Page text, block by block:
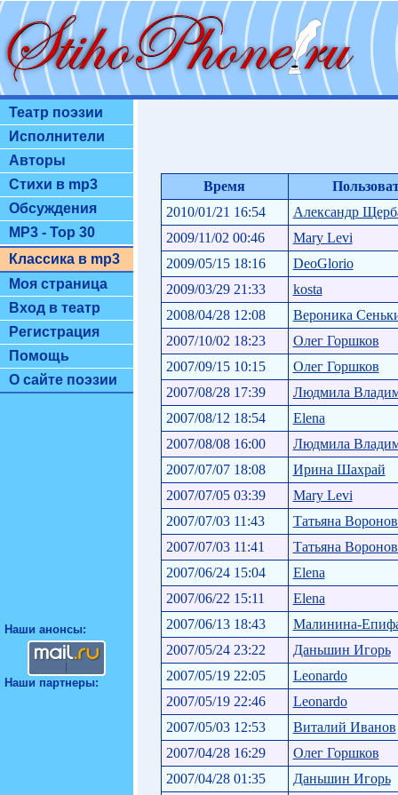
Театр поэзии
Исполнители
Авторы
Стихи в mp3
Обсуждения
MP3 - Top 30
Классика в mp3
Моя страница
Вход в театр
Регистрация
Помощь
О сайте поэзии
Наши анонсы:
Наши партнеры:
Время
2010/01/21 16:54
Александр
2009/11/02 00:46
Mary Levi
2009/05/15 18:16
DeoGlorio
2009/03/29 21:33
kosta
2008/04/28 12:08
Вероника
2007/10/02 18:23
Олег Горшков
2007/09/15 10:15
Олег Горшков
2007/08/28 17:39
Людмила
2007/08/12 18:54
Elena
2007/08/08 16:00
Людмила
2007/07/07 18:08
Ирина Шахрай
2007/07/05 03:39
Mary Levi
2007/07/03 11:43
Татьяна
2007/07/03 11:41
Татьяна
2007/06/24 15:04
Elena
2007/06/22 15:11
Elena
2007/06/13 18:43
Малинина-
2007/05/24 23:22
Даньшин Игорь
2007/05/19 22:05
Leonardo
2007/05/19 22:46
Leonardo
2007/05/03 12:53
Виталий Иванов
2007/04/28 16:29
Олег Горшков
2007/04/28 01:35
Даньшин Игорь